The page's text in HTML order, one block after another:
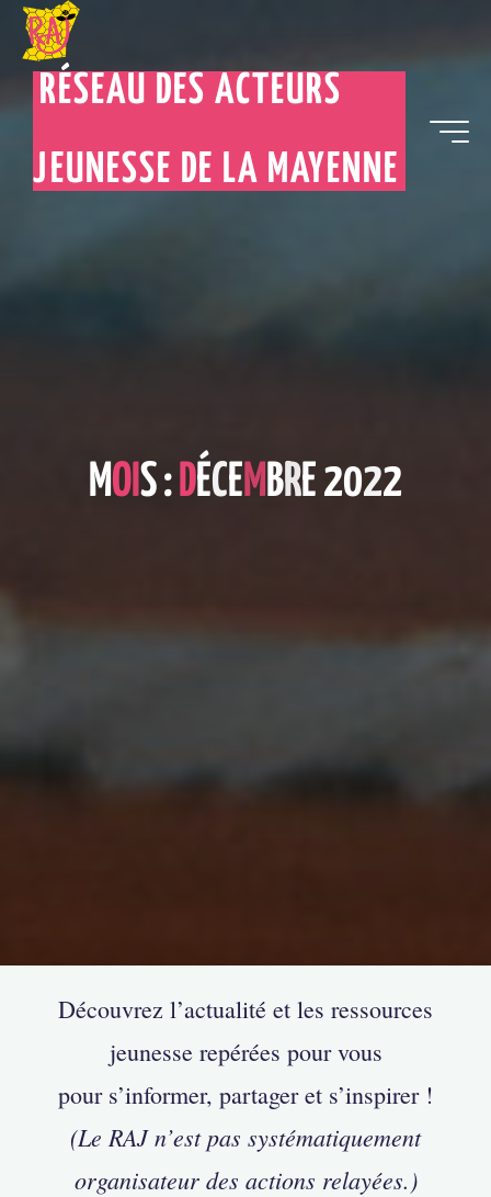
RÉSEAU DES ACTEURS
JEUNESSE DE LA MAYENNE
MOIS: DÉCEMBRE2022
Découvrez l’actualité et les ressources
jeunesse repérées pour vous
pour s’informer, partager et s’inspirer !
(Le RAJ n’est pas systématiquement
organisateur des actions relayées.)